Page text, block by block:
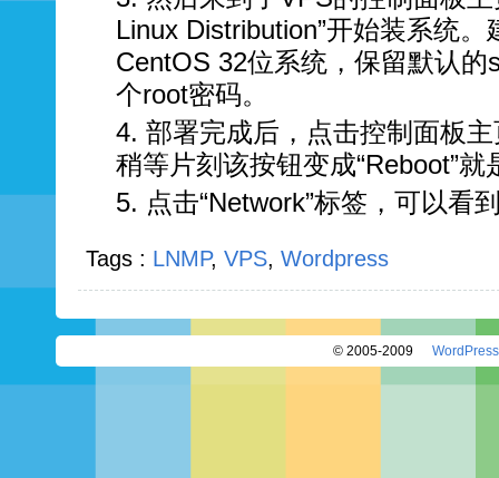
Linux Distribution”开始装系统
CentOS 32位系统，保留默认
个root密码。
部署完成后，点击控制面板主
稍等片刻该按钮变成“Reboot”
点击“Network”标签，可以看
Tags : LNMP, VPS, Wordpress
© 2005-2009 WordPress